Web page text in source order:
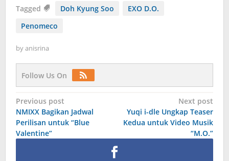
Tagged Doh Kyung Soo
EXO D.O.
Penomeco
byanisrina
Follow Us On
Post
navigation
Previous post
NMIXX Bagikan Jadwal
Perilisan untuk “Blue
Valentine”
Next post
Yuqi i-dle Ungkap Teaser
Kedua untuk Video Musik
“M.O.”